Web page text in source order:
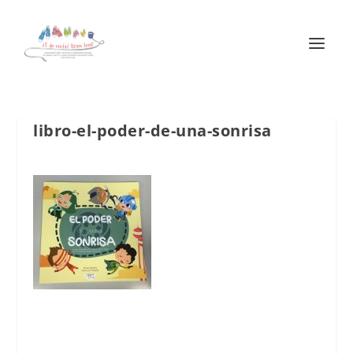
libro-el-poder-de-una-sonrisa